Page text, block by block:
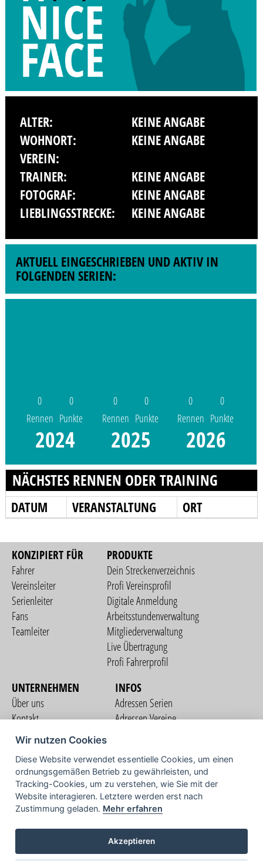
ALTER:
KEINE ANGABE
WOHNORT:
KEINE ANGABE
VEREIN:
TRAINER:
KEINE ANGABE
FOTOGRAF:
KEINE ANGABE
LIEBLINGSSTRECKE:
KEINE ANGABE
AKTUELL EINGESCHRIEBEN UND AKTIV IN
FOLGENDEN SERIEN:
0
Rennen
0
Punkte
2024
0
Rennen
0
Punkte
2025
0
Rennen
0
Punkte
2026
NÄCHSTES RENNEN ODER TRAINING
DATUM VERANSTALTUNG ORT
KONZIPIERT FÜR
Fahrer
Vereinsleiter
Serienleiter
Fans
Teamleiter
PRODUKTE
Dein Streckenverzeichnis
Profi Vereinsprofil
Digitale Anmeldung
Arbeitsstundenverwaltung
Mitgliederverwaltung
Live Übertragung
Profi Fahrerprofil
UNTERNEHMEN
Über uns
Kontakt
Nutzungsbedingungen
Datenschutzerklärung
Impressum
INFOS
Adressen Serien
Adressen Vereine
COMMUNITY
TV
Wir nutzen Cookies
Diese Website verwendet essentielle Cookies, um einen
ordnungsgemäßen Betrieb zu gewährleisten, und
Tracking-Cookies, um zu verstehen, wie Sie mit der
Website interagieren. Letztere werden erst nach
Zustimmung geladen. Mehr erfahren
Akzeptieren